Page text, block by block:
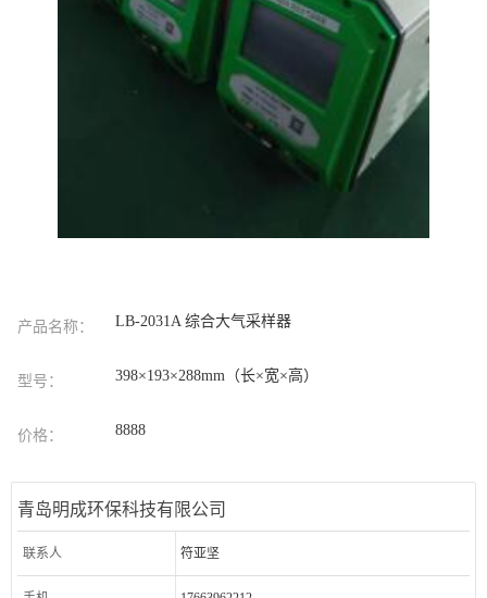
产品名称： LB-2031A 综合大气采样器
型号： 398×193×288mm（长×宽×高）
价格： 8888
青岛明成环保科技有限公司
联系人 符亚坚